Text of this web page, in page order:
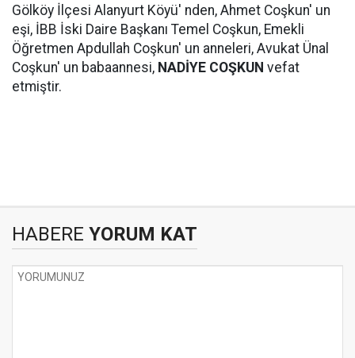
Gölköy İlçesi Alanyurt Köyü' nden, Ahmet Coşkun' un
eşi, İBB İski Daire Başkanı Temel Coşkun, Emekli
Öğretmen Apdullah Coşkun' un anneleri, Avukat Ünal
Coşkun' un babaannesi, NADİYE COŞKUN vefat
etmiştir.
HABERE YORUM KAT